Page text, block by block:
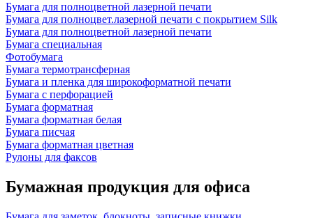
Бумага для полноцветной лазерной печати
Бумага для полноцвет.лазерной печати с покрытием Silk
Бумага для полноцветной лазерной печати
Бумага специальная
Фотобумага
Бумага термотрансферная
Бумага и пленка для широкоформатной печати
Бумага с перфорацией
Бумага форматная
Бумага форматная белая
Бумага писчая
Бумага форматная цветная
Рулоны для факсов
Бумажная продукция для офиса